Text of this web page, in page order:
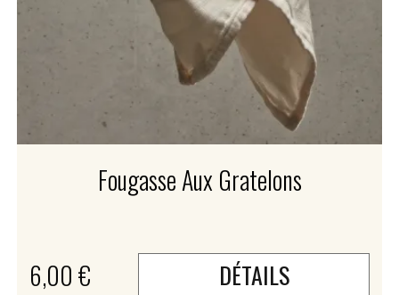
Fougasse Aux Gratelons
6,00 € DÉTAILS